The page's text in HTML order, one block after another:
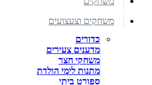
משחקים וצעצועים
כדורים
מדענים צעירים
משחקי חצר
מתנות לימי הולדת
ספורט ביתי